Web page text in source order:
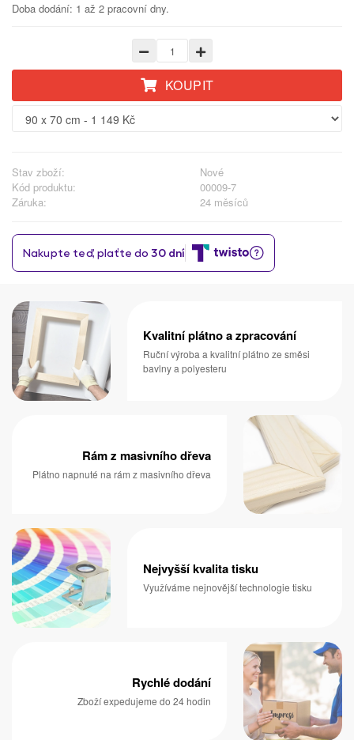
Doba dodání: 1 až 2 pracovní dny.
KOUPIT
Stav zboží:
Nové
Kód produktu:
00009-7
Záruka:
24 měsíců
Kvalitní plátno a zpracování
Ruční výroba a kvalitní plátno ze směsi
bavlny a polyesteru
Rám z masivního dřeva
Plátno napnuté na rám z masivního dřeva
Nejvyšší kvalita tisku
Využíváme nejnovější technologie tisku
Rychlé dodání
Zboží expedujeme do 24 hodin